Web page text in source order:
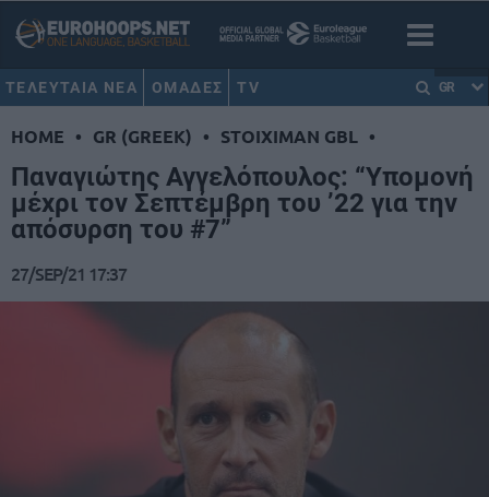
ΤΕΛΕΥΤΑΙΑ ΝΕΑ ΟΜΑΔΕΣ TV GR
HOME • GR (GREEK) • STOIXIMAN GBL •
Παναγιώτης Αγγελόπουλος: “Υπομονή
μέχρι τον Σεπτέμβρη του ’22 για την
απόσυρση του #7”
27/SEP/21 17:37